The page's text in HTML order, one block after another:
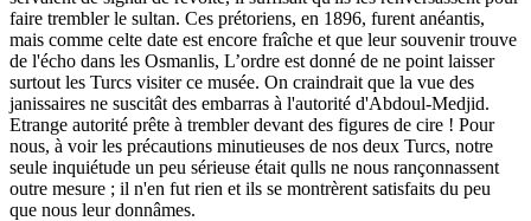
faire trembler le sultan. Ces prétoriens, en 1896, furent anéantis,
mais comme celte date est encore fraîche et que leur souvenir trouve
de l'écho dans les Osmanlis, L’ordre est donné de ne point laisser
surtout les Turcs visiter ce musée. On craindrait que la vue des
janissaires ne suscitât des embarras à l'autorité d'Abdoul-Medjid.
Etrange autorité prête à trembler devant des figures de cire ! Pour
nous, à voir les précautions minutieuses de nos deux Turcs, notre
seule inquiétude un peu sérieuse était qulls ne nous rançonnassent
outre mesure ; il n'en fut rien et ils se montrèrent satisfaits du peu
que nous leur donnâmes.